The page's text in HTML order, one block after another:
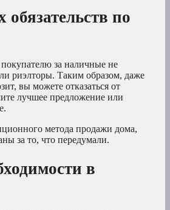
по
за наличные не
риэлторы. Таким образом, даже
вы можете отказаться от
лучшее предложение или
метода продажи дома,
за то, что передумали.
в